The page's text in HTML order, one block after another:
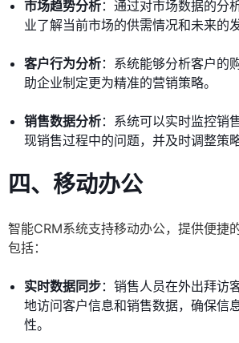
市场趋势分析：通过对市场数据的分
业了解当前市场的供需情况和未来的
客户行为分析：系统能够分析客户的
助企业制定更为精准的营销策略。
销售数据分析：系统可以实时监控销
现销售过程中的问题，并及时调整策略
四、移动办公
智能CRM系统支持移动办公，提供便捷
包括：
实时数据同步：销售人员在外出拜访
地访问客户信息和销售数据，确保信
性。